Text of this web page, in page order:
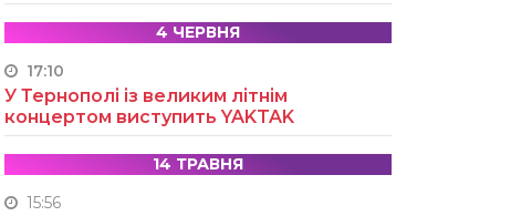
4 ЧЕРВНЯ
17:10
У Тернополі із великим літнім
концертом виступить YAKTAK
14 ТРАВНЯ
15:56